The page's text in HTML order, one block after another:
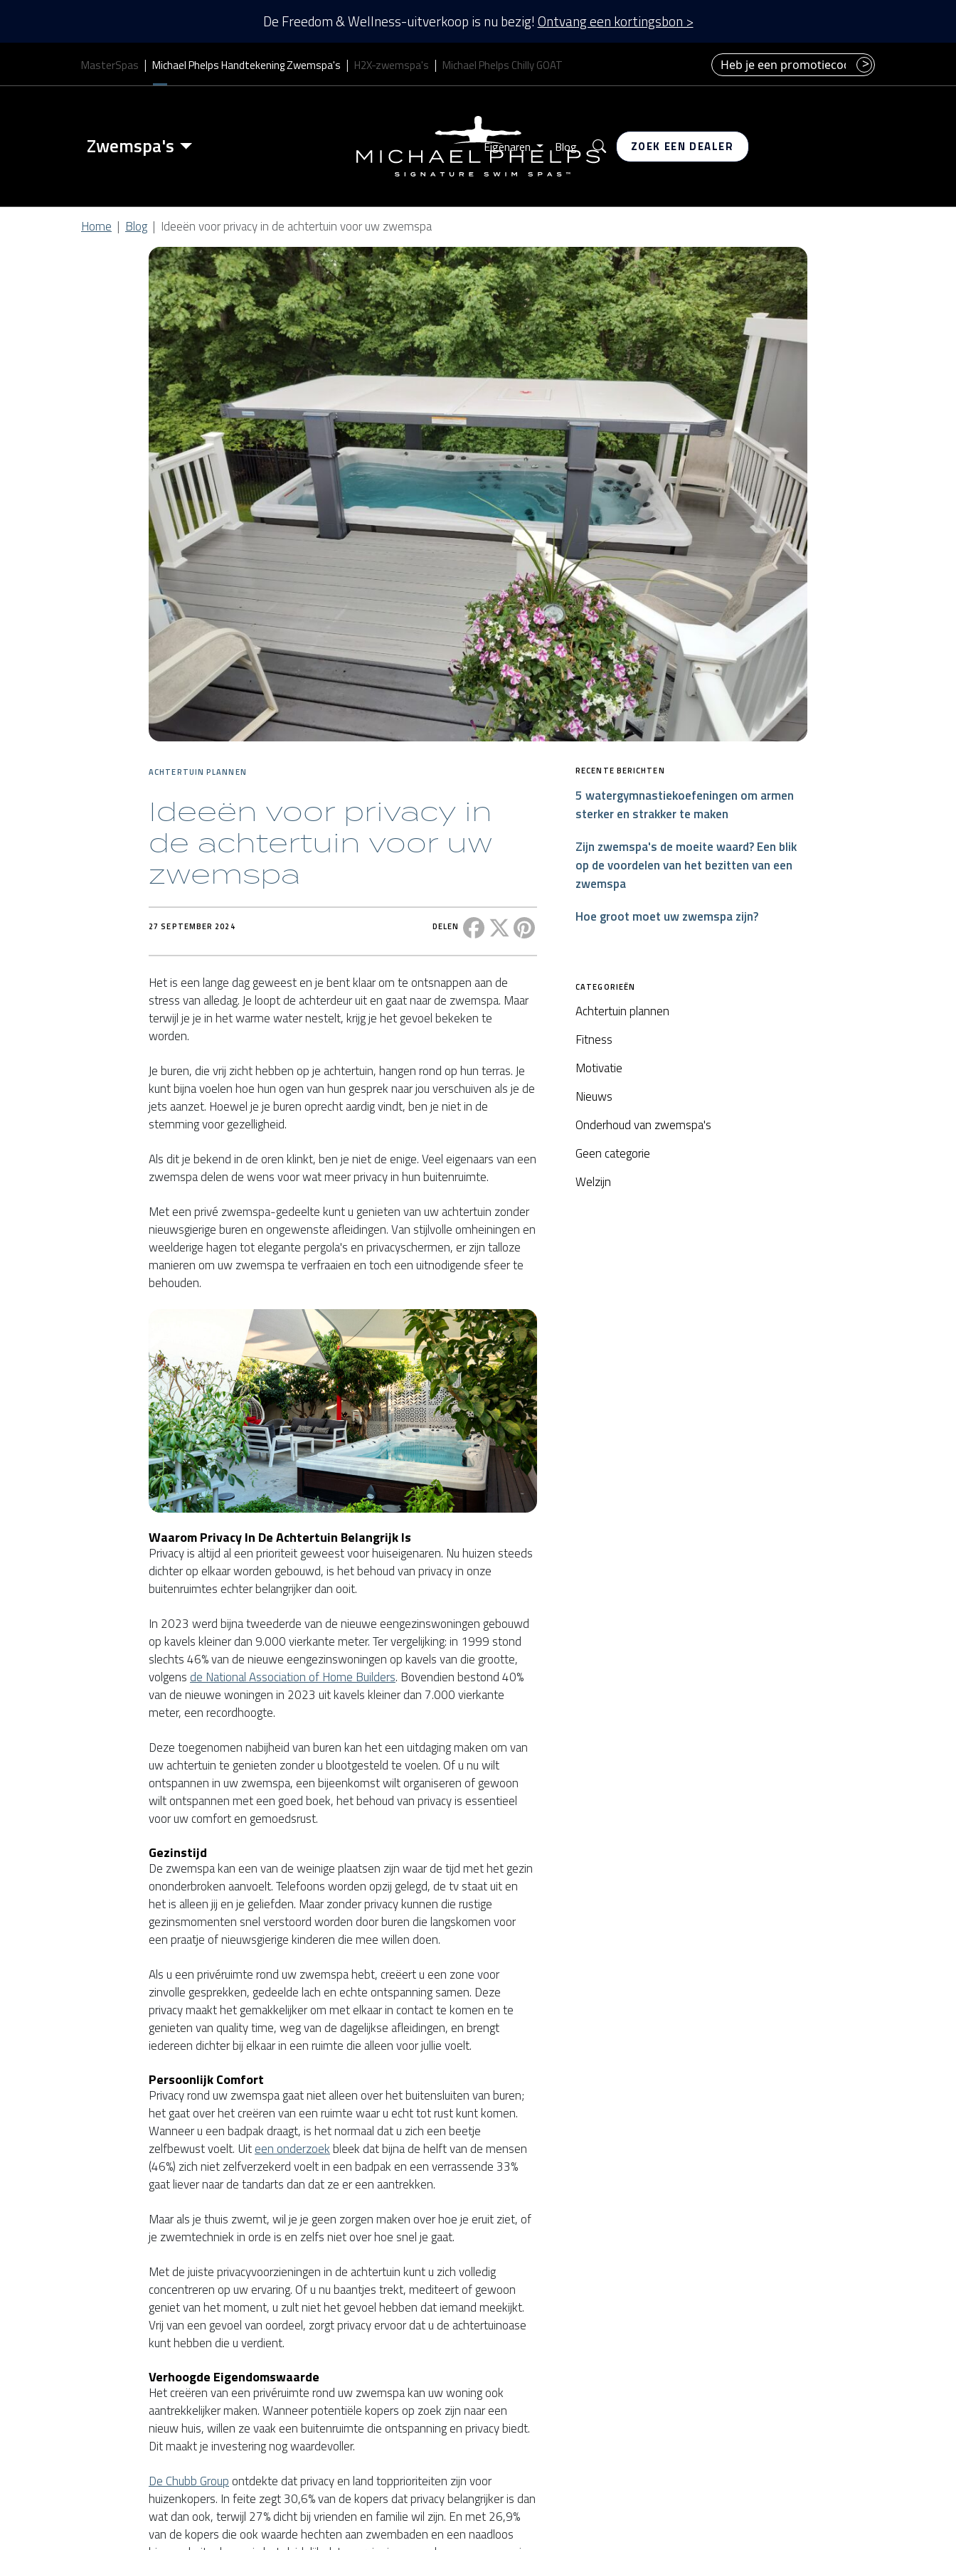
De Freedom & Wellness-uitverkoop is nu bezig! Ontvang een kortingsbon >
MasterSpas Michael Phelps Handtekening Zwemspa's H2X-zwemspa's Michael Phelps Chilly GOAT Heb je een promotiecode? Voer deze hier in.
>
Zwemspa's
Zwemspa Kenmerken
Zwem Spa Covers
MP HANDTEKENING PRO MP MOMENTUM DIEP
Eigenaren Blog Zoek op
ZOEK EEN DEALER
Home Blog Ideeën voor privacy in de achtertuin voor uw zwemspa
ACHTERTUIN PLANNEN
Ideeën voor privacy in
de achtertuin voor uw
zwemspa
27 SEPTEMBER 2024 DELEN Deel dit bericht op Facebook
Deel dit bericht op X
Deel dit bericht op Pinterest
Het is een lange dag geweest en je bent klaar om te ontsnappen aan de
stress van alledag. Je loopt de achterdeur uit en gaat naar de zwemspa. Maar
terwijl je je in het warme water nestelt, krijg je het gevoel bekeken te
worden.
Je buren, die vrij zicht hebben op je achtertuin, hangen rond op hun terras. Je
kunt bijna voelen hoe hun ogen van hun gesprek naar jou verschuiven als je de
jets aanzet. Hoewel je je buren oprecht aardig vindt, ben je niet in de
stemming voor gezelligheid.
Als dit je bekend in de oren klinkt, ben je niet de enige. Veel eigenaars van een
zwemspa delen de wens voor wat meer privacy in hun buitenruimte.
Met een privé zwemspa-gedeelte kunt u genieten van uw achtertuin zonder
nieuwsgierige buren en ongewenste afleidingen. Van stijlvolle omheiningen en
weelderige hagen tot elegante pergola's en privacyschermen, er zijn talloze
manieren om uw zwemspa te verfraaien en toch een uitnodigende sfeer te
behouden.
Waarom Privacy In De Achtertuin Belangrijk Is
Privacy is altijd al een prioriteit geweest voor huiseigenaren. Nu huizen steeds
dichter op elkaar worden gebouwd, is het behoud van privacy in onze
buitenruimtes echter belangrijker dan ooit.
In 2023 werd bijna tweederde van de nieuwe eengezinswoningen gebouwd
op kavels kleiner dan 9.000 vierkante meter. Ter vergelijking: in 1999 stond
slechts 46% van de nieuwe eengezinswoningen op kavels van die grootte,
volgensde National Association of Home Builders. Bovendien bestond 40%
van de nieuwe woningen in 2023 uit kavels kleiner dan 7.000 vierkante
meter, een recordhoogte.
Deze toegenomen nabijheid van buren kan het een uitdaging maken om van
uw achtertuin te genieten zonder u blootgesteld te voelen. Of u nu wilt
ontspannen in uw zwemspa, een bijeenkomst wilt organiseren of gewoon
wilt ontspannen met een goed boek, het behoud van privacy is essentieel
voor uw comfort en gemoedsrust.
Gezinstijd
De zwemspa kan een van de weinige plaatsen zijn waar de tijd met het gezin
ononderbroken aanvoelt. Telefoons worden opzij gelegd, de tv staat uit en
het is alleen jij en je geliefden. Maar zonder privacy kunnen die rustige
gezinsmomenten snel verstoord worden door buren die langskomen voor
een praatje of nieuwsgierige kinderen die mee willen doen.
Als u een privéruimte rond uw zwemspa hebt, creëert u een zone voor
zinvolle gesprekken, gedeelde lach en echte ontspanning samen. Deze
privacy maakt het gemakkelijker om met elkaar in contact te komen en te
genieten van quality time, weg van de dagelijkse afleidingen, en brengt
iedereen dichter bij elkaar in een ruimte die alleen voor jullie voelt.
Persoonlijk Comfort
Privacy rond uw zwemspa gaat niet alleen over het buitensluiten van buren;
het gaat over het creëren van een ruimte waar u echt tot rust kunt komen.
Wanneer u een badpak draagt, is het normaal dat u zich een beetje
zelfbewust voelt. Uiteen onderzoekbleek dat bijna de helft van de mensen
(46%) zich niet zelfverzekerd voelt in een badpak en een verrassende 33%
gaat liever naar de tandarts dan dat ze er een aantrekken.
Maar als je thuis zwemt, wil je je geen zorgen maken over hoe je eruit ziet, of
je zwemtechniek in orde is en zelfs niet over hoe snel je gaat.
Met de juiste privacyvoorzieningen in de achtertuin kunt u zich volledig
concentreren op uw ervaring. Of u nu baantjes trekt, mediteert of gewoon
geniet van het moment, u zult niet het gevoel hebben dat iemand meekijkt.
Vrij van een gevoel van oordeel, zorgt privacy ervoor dat u de achtertuinoase
kunt hebben die u verdient.
Verhoogde Eigendomswaarde
Het creëren van een privéruimte rond uw zwemspa kan uw woning ook
aantrekkelijker maken. Wanneer potentiële kopers op zoek zijn naar een
nieuw huis, willen ze vaak een buitenruimte die ontspanning en privacy biedt.
Dit maakt je investering nog waardevoller.
De Chubb Groupontdekte dat privacy en land topprioriteiten zijn voor
huizenkopers. In feite zegt 30,6% van de kopers dat privacy belangrijker is dan
wat dan ook, terwijl 27% dicht bij vrienden en familie wil zijn. En met 26,9%
van de kopers die ook waarde hechten aan zwembaden en een naadloos
RECENTE BERICHTEN
5 watergymnastiekoefeningen om armen
sterker en strakker te maken
Zijn zwemspa's de moeite waard? Een blik
op de voordelen van het bezitten van een
zwemspa
Hoe groot moet uw zwemspa zijn?
CATEGORIEËN
Achtertuin plannen
Fitness
Motivatie
Nieuws
Onderhoud van zwemspa's
Geen categorie
Welzijn